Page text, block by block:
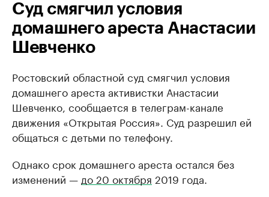
Суд смягчил условия
домашнего ареста Анастасии
Шевченко
Ростовский областной суд смягчил условия
домашнего ареста активистки Анастасии
Шевченко, сообщается в телеграм-канале
движения «Открытая Россия». Суд разрешил ей
общаться с детьми по телефону.
Однако срок домашнего ареста остался без
изменений — до 20 октября 2019 года.